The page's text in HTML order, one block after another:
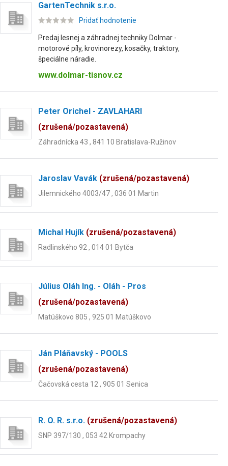
GartenTechnik s.r.o.
Pridať hodnotenie
Predaj lesnej a záhradnej techniky Dolmar -
motorové píly, krovinorezy, kosačky, traktory,
špeciálne náradie.
www.dolmar-tisnov.cz
Peter Orichel - ZAVLAHARI
(zrušená/pozastavená)
Záhradnícka 43 , 841 10 Bratislava-Ružinov
Jaroslav Vavák (zrušená/pozastavená)
Jilemnického 4003/47 , 036 01 Martin
Michal Hujík (zrušená/pozastavená)
Radlinského 92 , 014 01 Bytča
Július Oláh Ing. - Oláh - Pros
(zrušená/pozastavená)
Matúškovo 805 , 925 01 Matúškovo
Ján Pláňavský - POOLS
(zrušená/pozastavená)
Čačovská cesta 12 , 905 01 Senica
R. O. R. s.r.o. (zrušená/pozastavená)
SNP 397/130 , 053 42 Krompachy